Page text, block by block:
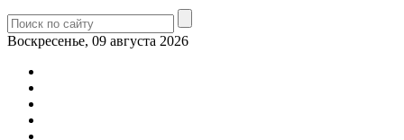
Воскресенье, 09 августа 2026